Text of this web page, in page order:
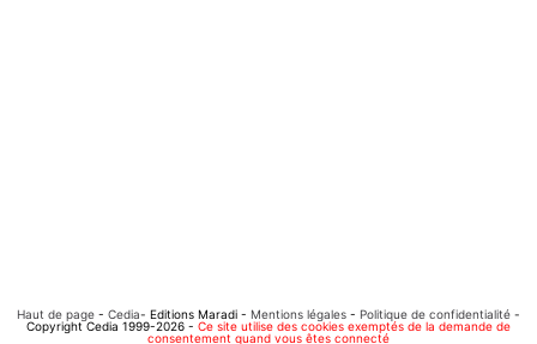
Haut de page - Cedia- Editions Maradi - Mentions légales - Politique de confidentialité -
Copyright Cedia 1999-2026 - Ce site utilise des cookies exemptés de la demande de
consentement quand vous êtes connecté